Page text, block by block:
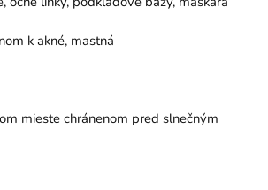
k ​​akné, mastná
mieste chránenom pred slnečným